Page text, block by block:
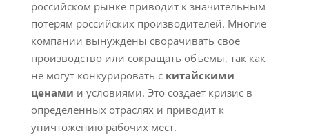
российском рынке приводит к значительным
потерям российских производителей. Многие
компании вынуждены сворачивать свое
производство или сокращать объемы, так как
не могут конкурировать с китайскими
ценами и условиями. Это создает кризис в
определенных отраслях и приводит к
уничтожению рабочих мест.